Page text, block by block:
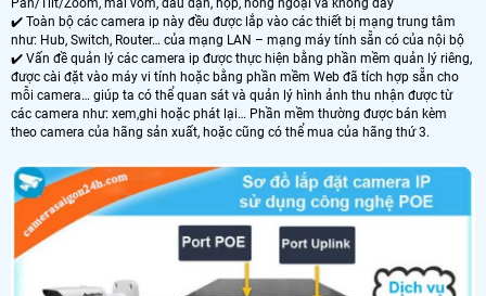
✔️ Toàn bộ các camera ip này đều được lắp vào các thiết bị mạng trung tâm
như: Hub, Switch, Router… của mạng LAN – mạng máy tính sẵn có của nội bộ
✔️ Vấn đề quản lý các camera ip được thực hiện bằng phần mềm quản lý riêng,
được cài đặt vào máy vi tính hoặc bằng phần mềm Web đã tích hợp sẵn cho
mỗi camera… giúp ta có thể quan sát và quản lý hình ảnh thu nhận được từ
các camera như: xem,ghi hoặc phát lại… Phần mềm thường được bán kèm
theo camera của hãng sản xuất, hoặc cũng có thể mua của hãng thứ 3.